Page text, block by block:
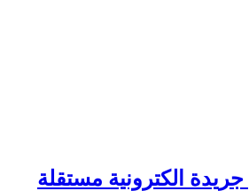
الكترونية مستقلة